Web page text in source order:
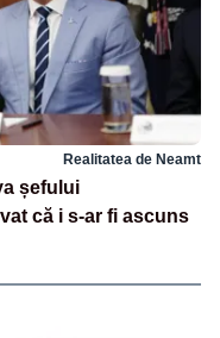
Realitatea de Neamt
șefului
că i s-ar fi ascuns